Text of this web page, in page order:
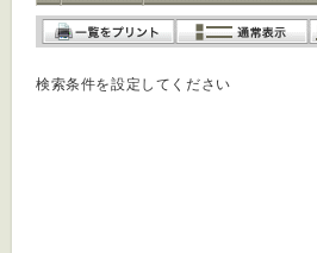
検索条件を設定してください